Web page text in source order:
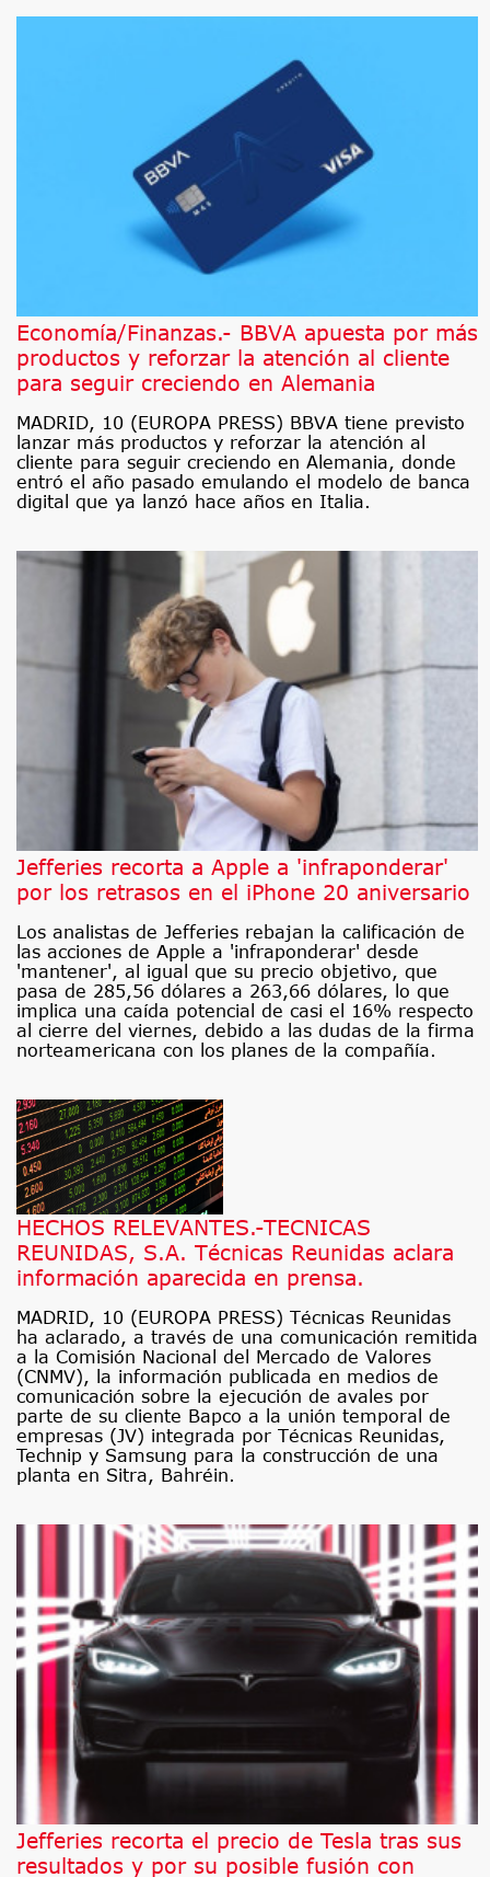
Economía/Finanzas.- BBVA apuesta por más
productos y reforzar la atención al cliente
para seguir creciendo en Alemania
MADRID, 10 (EUROPA PRESS) BBVA tiene previsto
lanzar más productos y reforzar la atención al
cliente para seguir creciendo en Alemania, donde
entró el año pasado emulando el modelo de banca
digital que ya lanzó hace años en Italia.
Jefferies recorta a Apple a 'infraponderar'
por los retrasos en el iPhone 20 aniversario
Los analistas de Jefferies rebajan la calificación de
las acciones de Apple a 'infraponderar' desde
'mantener', al igual que su precio objetivo, que
pasa de 285,56 dólares a 263,66 dólares, lo que
implica una caída potencial de casi el 16% respecto
al cierre del viernes, debido a las dudas de la firma
norteamericana con los planes de la compañía.
HECHOS RELEVANTES.-TECNICAS
REUNIDAS, S.A. Técnicas Reunidas aclara
información aparecida en prensa.
MADRID, 10 (EUROPA PRESS) Técnicas Reunidas
ha aclarado, a través de una comunicación remitida
a la Comisión Nacional del Mercado de Valores
(CNMV), la información publicada en medios de
comunicación sobre la ejecución de avales por
parte de su cliente Bapco a la unión temporal de
empresas (JV) integrada por Técnicas Reunidas,
Technip y Samsung para la construcción de una
planta en Sitra, Bahréin.
Jefferies recorta el precio de Tesla tras sus
resultados y por su posible fusión con